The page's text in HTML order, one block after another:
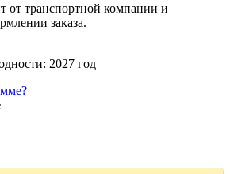
от транспортной компании и
заказа.
2027 год